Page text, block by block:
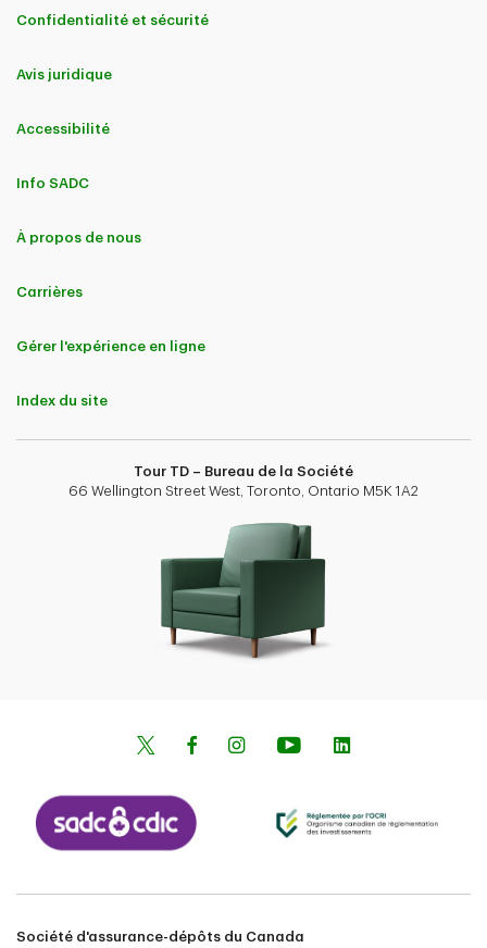
Confidentialité et sécurité
Avis juridique
Accessibilité
Info SADC
À propos de nous
Carrières
Gérer l'expérience en ligne
Index du site
Tour TD – Bureau de la Société
66 Wellington Street West, Toronto, Ontario M5K 1A2
Société d'assurance-dépôts du Canada